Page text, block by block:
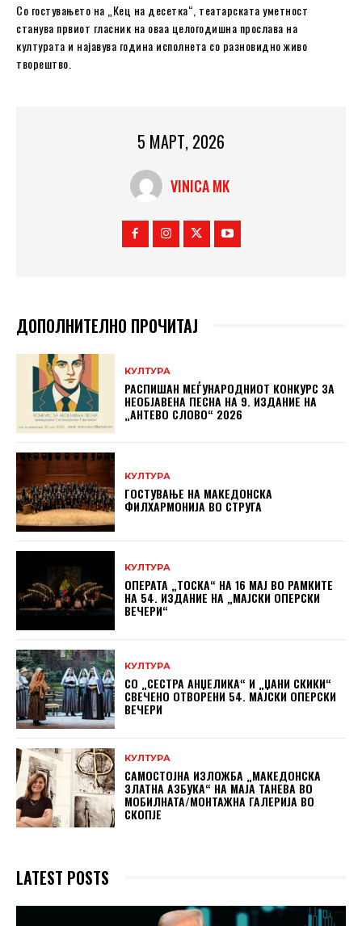
Со гостувањето на „Кец на десетка“, театарската уметност
станува првиот гласник на оваа целогодишна прослава на
културата и најавува година исполнета со разновидно живо
творештво.
5 МАРТ, 2026
VINICA MK
ДОПОЛНИТЕЛНО ПРОЧИТАЈ
КУЛТУРА
РАСПИШАН МЕЃУНАРОДНИОТ КОНКУРС ЗА
НЕОБЈАВЕНА ПЕСНА НА 9. ИЗДАНИЕ НА
„АНТЕВО СЛОВО“ 2026
КУЛТУРА
ГОСТУВАЊЕ НА МАКЕДОНСКА
ФИЛХАРМОНИЈА ВО СТРУГА
КУЛТУРА
ОПЕРАТА „ТОСКА“ НА 16 МАЈ ВО РАМКИТЕ
НА 54. ИЗДАНИЕ НА „МАЈСКИ ОПЕРСКИ
ВЕЧЕРИ“
КУЛТУРА
СО „СЕСТРА АНЏЕЛИКА“ И „ЏАНИ СКИКИ“
СВЕЧЕНО ОТВОРЕНИ 54. МАЈСКИ ОПЕРСКИ
ВЕЧЕРИ
КУЛТУРА
САМОСТОЈНА ИЗЛОЖБА „МАКЕДОНСКА
ЗЛАТНА АЗБУКА“ НА МAЈА ТАНЕВА ВО
МОБИЛНАТА/МОНТАЖНА ГАЛЕРИЈА ВО
СКОПЈЕ
LATEST POSTS